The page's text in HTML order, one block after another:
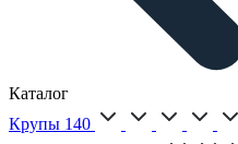
Каталог
Крупы 140